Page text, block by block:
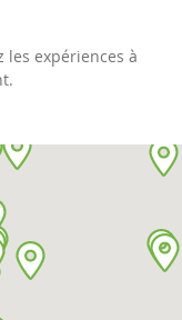
les expériences à